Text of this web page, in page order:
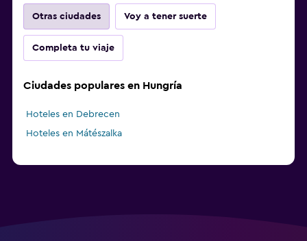
Otras ciudades Voy a tener suerte
Completa tu viaje
Ciudades populares en Hungría
Hoteles en Debrecen
Hoteles en Mátészalka